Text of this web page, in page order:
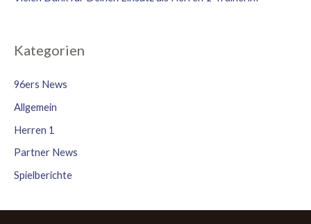
Kategorien
96ers News
Allgemein
Herren 1
Partner News
Spielberichte